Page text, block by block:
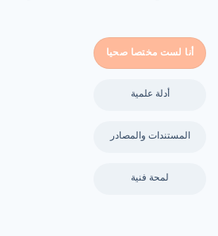
أنا لست مختصا صحيا
أدلة علمية
المستندات والمصادر
لمحة فنية